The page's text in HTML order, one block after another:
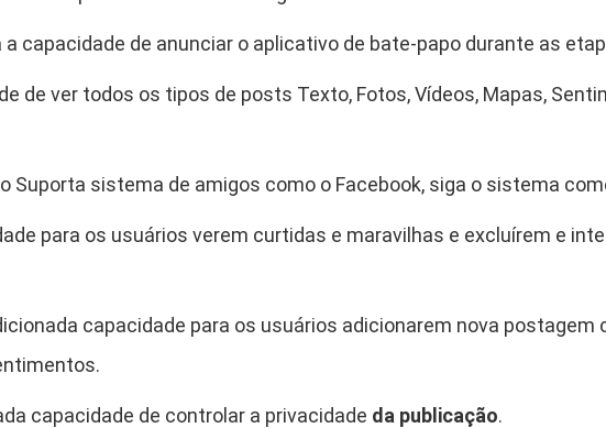
capacidade de anunciar o aplicativo de bate-papo durante as
de ver todos os tipos de posts Texto, Fotos, Vídeos, Mapas,
Suporta sistema de amigos como o Facebook, siga o sistema
para os usuários verem curtidas e maravilhas e excluírem e
capacidade para os usuários adicionarem nova postagem
capacidade de controlar a privacidade da publicação.